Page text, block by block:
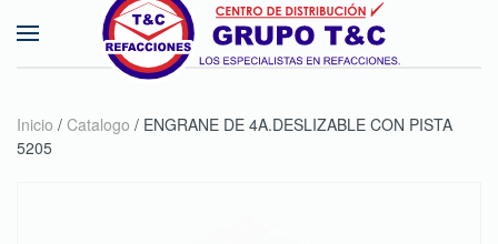
Skip to main content
Inicio / Catalogo / ENGRANE DE 4A.DESLIZABLE CON PISTA
5205